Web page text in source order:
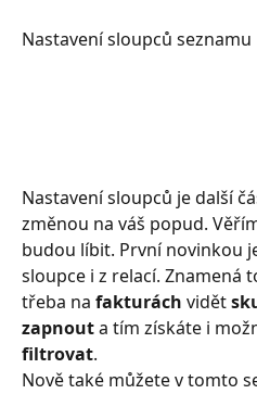
Nastavení sloupců seznamu ​
Nastavení sloupců je další
změnou na váš popud.
budou líbit. První novinkou
sloupce i z relací. Znamená
třeba na fakturách vidět
zapnout a tím získáte i
filtrovat.
Nově také můžete v tomto